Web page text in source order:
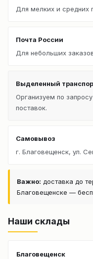
Для мелких и средних
Почта России
Для небольших
Выделенный
Организуем по
поставок.
Самовывоз
г. Благовещенск, ул.
Важно: доставка до
Благовещенске —
Наши склады
Благовещенск